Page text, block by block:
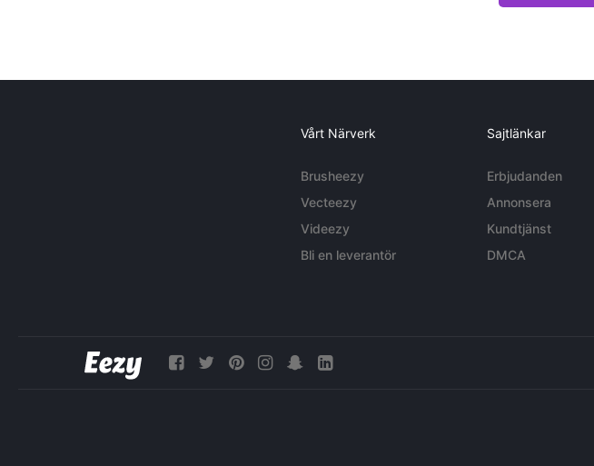
Vårt Närverk
Brusheezy
Vecteezy
Videezy
Bli en leverantör
Sajtlänkar
Erbjudanden
Annonsera
Kundtjänst
DMCA